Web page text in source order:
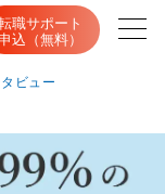
職サポート
込（無料）
ビュー